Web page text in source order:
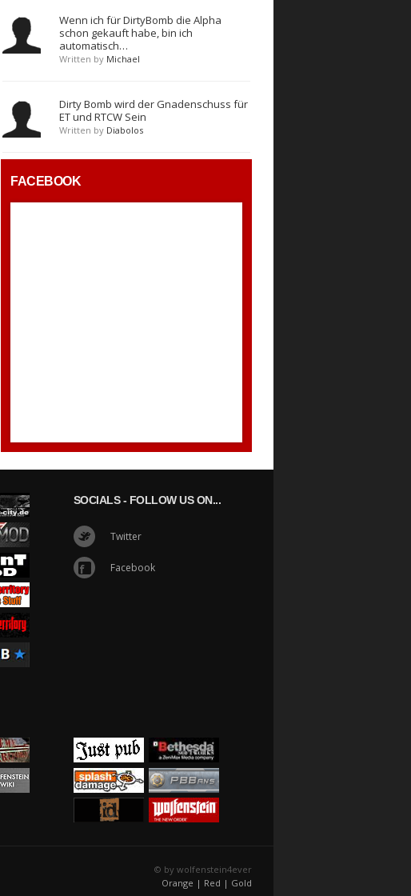
Wenn ich für DirtyBomb die Alpha
schon gekauft habe, bin ich
automatisch…
Written by Michael
Dirty Bomb wird der Gnadenschuss für
ET und RTCW Sein
Written by Diabolos
FACEBOOK
SOCIALS- FOLLOW US ON...
Twitter
Facebook
© by wolfenstein4ever
Orange | Red | Gold